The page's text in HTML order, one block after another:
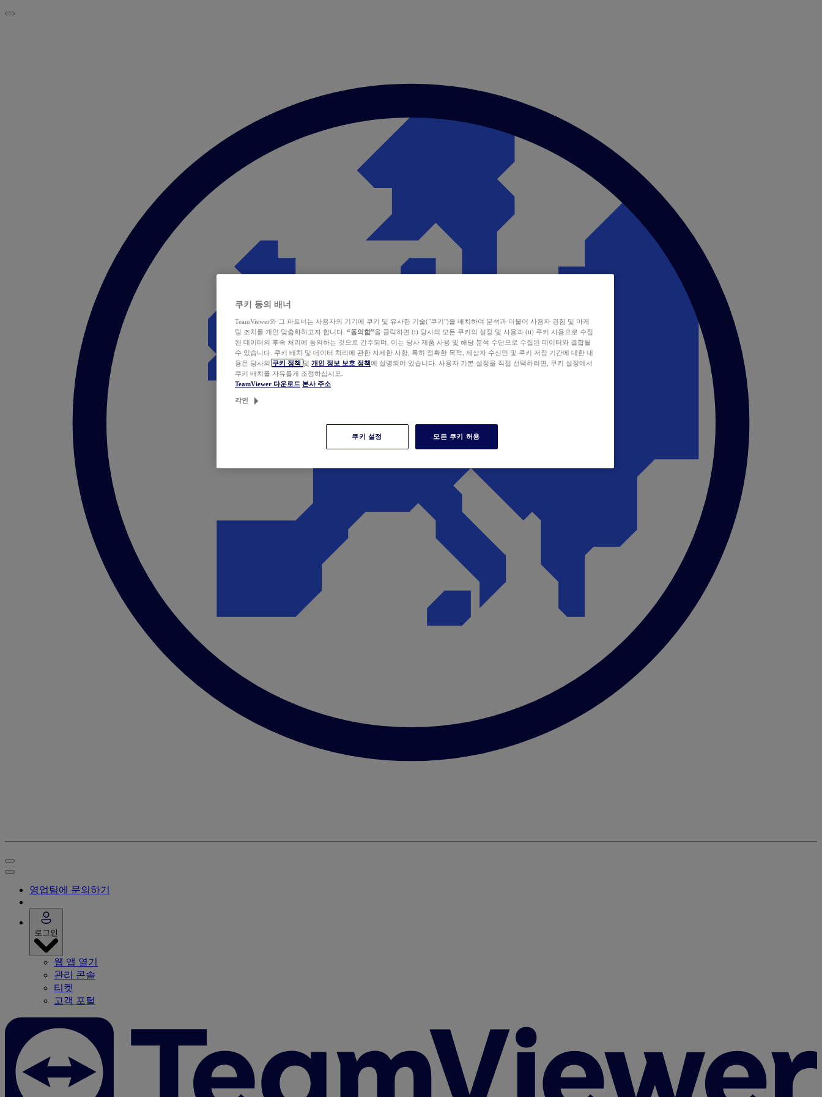
영업팀에 문의하기
로그인
웹 앱 열기
관리 콘솔
티켓
고객 포털
쿠키 동의 배너
TeamViewer와 그 파트너는 사용자의 기기에 쿠키 및 유사한 기술("쿠키")을 배치하여 분석과 더불어 사용자 경험 및 마케
팅 조치를 개인 맞춤화하고자 합니다. “동의함”을 클릭하면 (i) 당사의 모든 쿠키의 설정 및 사용과 (ii) 쿠키 사용으로 수집
된 데이터의 후속 처리에 동의하는 것으로 간주되며, 이는 당사 제품 사용 및 해당 분석 수단으로 수집된 데이터와 결합될
수 있습니다. 쿠키 배치 및 데이터 처리에 관한 자세한 사항, 특히 정확한 목적, 제삼자 수신인 및 쿠키 저장 기간에 대한 내
용은 당사의 쿠키 정책 및 개인 정보 보호 정책에 설명되어 있습니다. 사용자 기본 설정을 직접 선택하려면, 쿠키 설정에서
쿠키 배치를 자유롭게 조정하십시오.
TeamViewer 다운로드 본사 주소
각인
쿠키 설정 모든 쿠키 허용